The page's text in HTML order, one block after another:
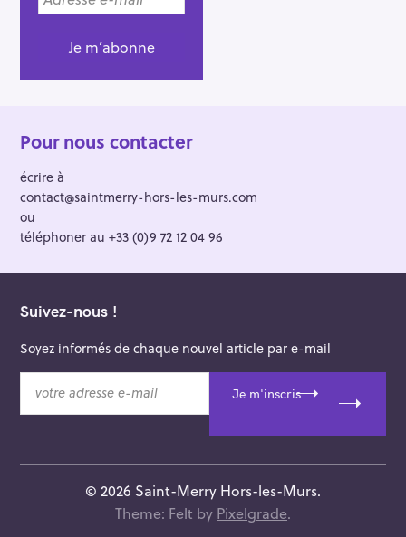
n
Pour nous contacter
écrire à
contact@saintmerry-hors-les-murs.com
ou
téléphoner au +33 (0)9 72 12 04 96
Suivez-nous !
Soyez informés de chaque nouvel article par e-mail
t
e
Je m'inscris
© 2026 Saint-Merry Hors-les-Murs.
Theme: Felt by Pixelgrade.